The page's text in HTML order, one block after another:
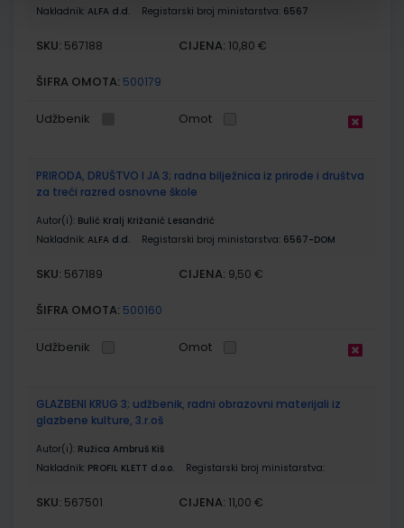
Nakladnik: ALFA d.d. Registarski broj ministarstva: 6567
SKU: 567188 CIJENA: 10,80 €
ŠIFRA OMOTA: 500179
Udžbenik Omot
PRIRODA, DRUŠTVO I JA 3; radna bilježnica iz prirode i društva
za treći razred osnovne škole
Autor(i): Bulić Kralj Križanić Lesandrić
Nakladnik: ALFA d.d. Registarski broj ministarstva: 6567-DOM
SKU: 567189 CIJENA: 9,50 €
ŠIFRA OMOTA: 500160
Udžbenik Omot
GLAZBENI KRUG 3; udžbenik, radni obrazovni materijali iz
glazbene kulture, 3.r.oš
Autor(i): Ružica Ambruš Kiš
Nakladnik: PROFIL KLETT d.o.o. Registarski broj ministarstva:
SKU: 567501 CIJENA: 11,00 €